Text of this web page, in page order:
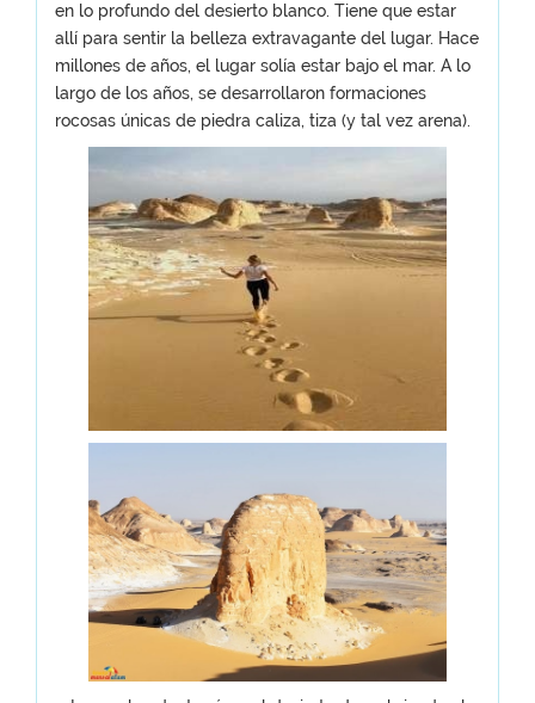
en lo profundo del desierto blanco. Tiene que estar
allí para sentir la belleza extravagante del lugar. Hace
millones de años, el lugar solía estar bajo el mar. A lo
largo de los años, se desarrollaron formaciones
rocosas únicas de piedra caliza, tiza (y tal vez arena).